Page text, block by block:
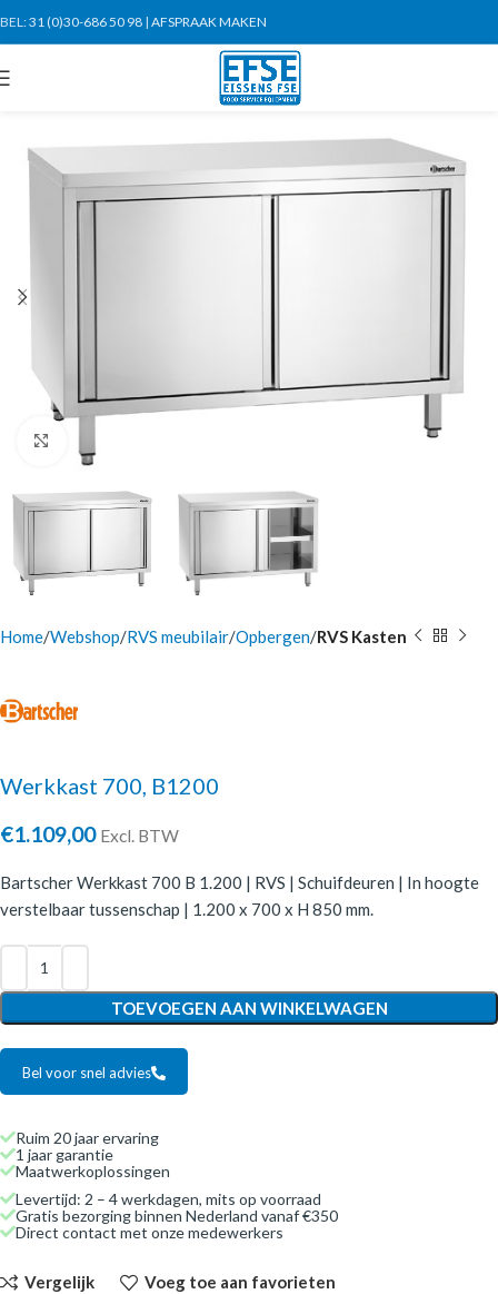
BEL:31 (0)30-686 50 98 | AFSPRAAK MAKEN
Home Webshop RVS meubilair Opbergen RVS Kasten
Werkkast 700, B1200
€1.109,00 Excl. BTW
Bartscher Werkkast 700 B 1.200 | RVS | Schuifdeuren | In hoogte
verstelbaar tussenschap | 1.200 x 700 x H 850 mm.
TOEVOEGEN AAN WINKELWAGEN
Bel voor snel advies
Ruim 20 jaar ervaring
1 jaar garantie
Maatwerkoplossingen
Levertijd: 2 – 4 werkdagen, mits op voorraad
Gratis bezorging binnen Nederland vanaf €350
Direct contact met onze medewerkers
Vergelijk Voeg toe aan favorieten